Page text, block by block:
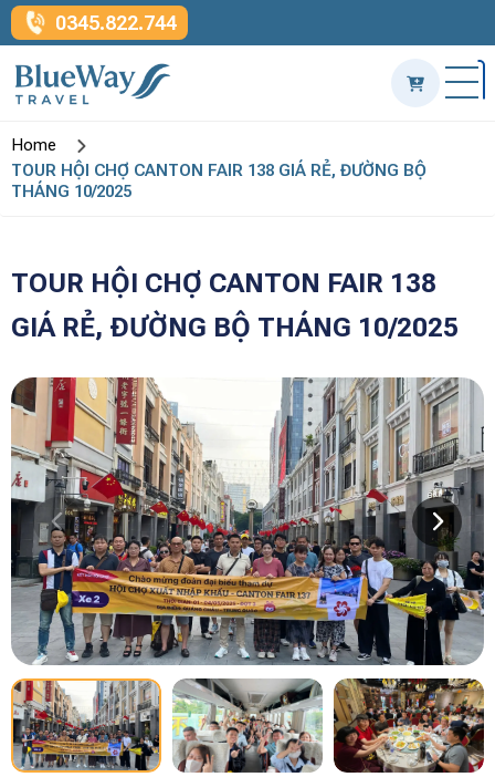
0345.822.744
Home
TOUR HỘI CHỢ CANTON FAIR 138 GIÁ RẺ, ĐƯỜNG BỘ
THÁNG 10/2025
TOUR HỘI CHỢ CANTON FAIR 138
GIÁ RẺ, ĐƯỜNG BỘ THÁNG 10/2025